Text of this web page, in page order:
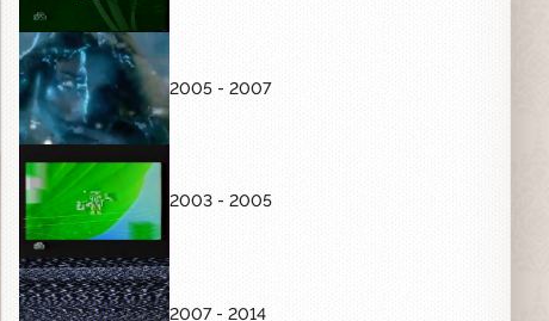
01:29
00:32
00:52
2005 - 2007
2003 - 2005
2007 - 2014